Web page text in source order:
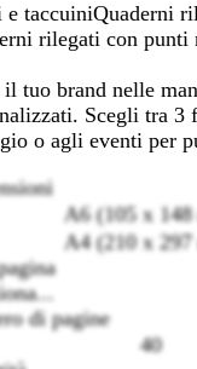
e taccuiniQuaderni
rilegati con punti
tuo brand nelle
Scegli tra
o agli eventi per
A6 (105 x 148
A4 (210 x 297
di pagine
40